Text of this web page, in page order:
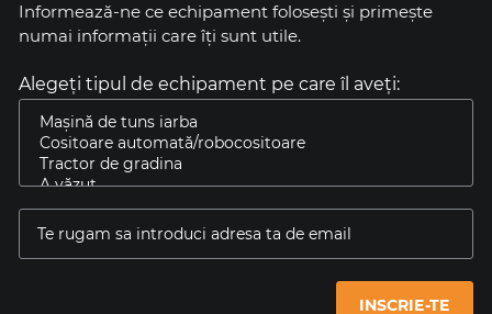
Informează-ne ce echipament foloseşti și primeşte
numai informaţii care îţi sunt utile.
Alegeți tipul de echipament pe care îl aveți:
INSCRIE-TE